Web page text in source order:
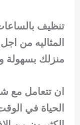
تنظيف
المثاليه من
منزلك بسهولة
ان تتعامل مع
الحياة في